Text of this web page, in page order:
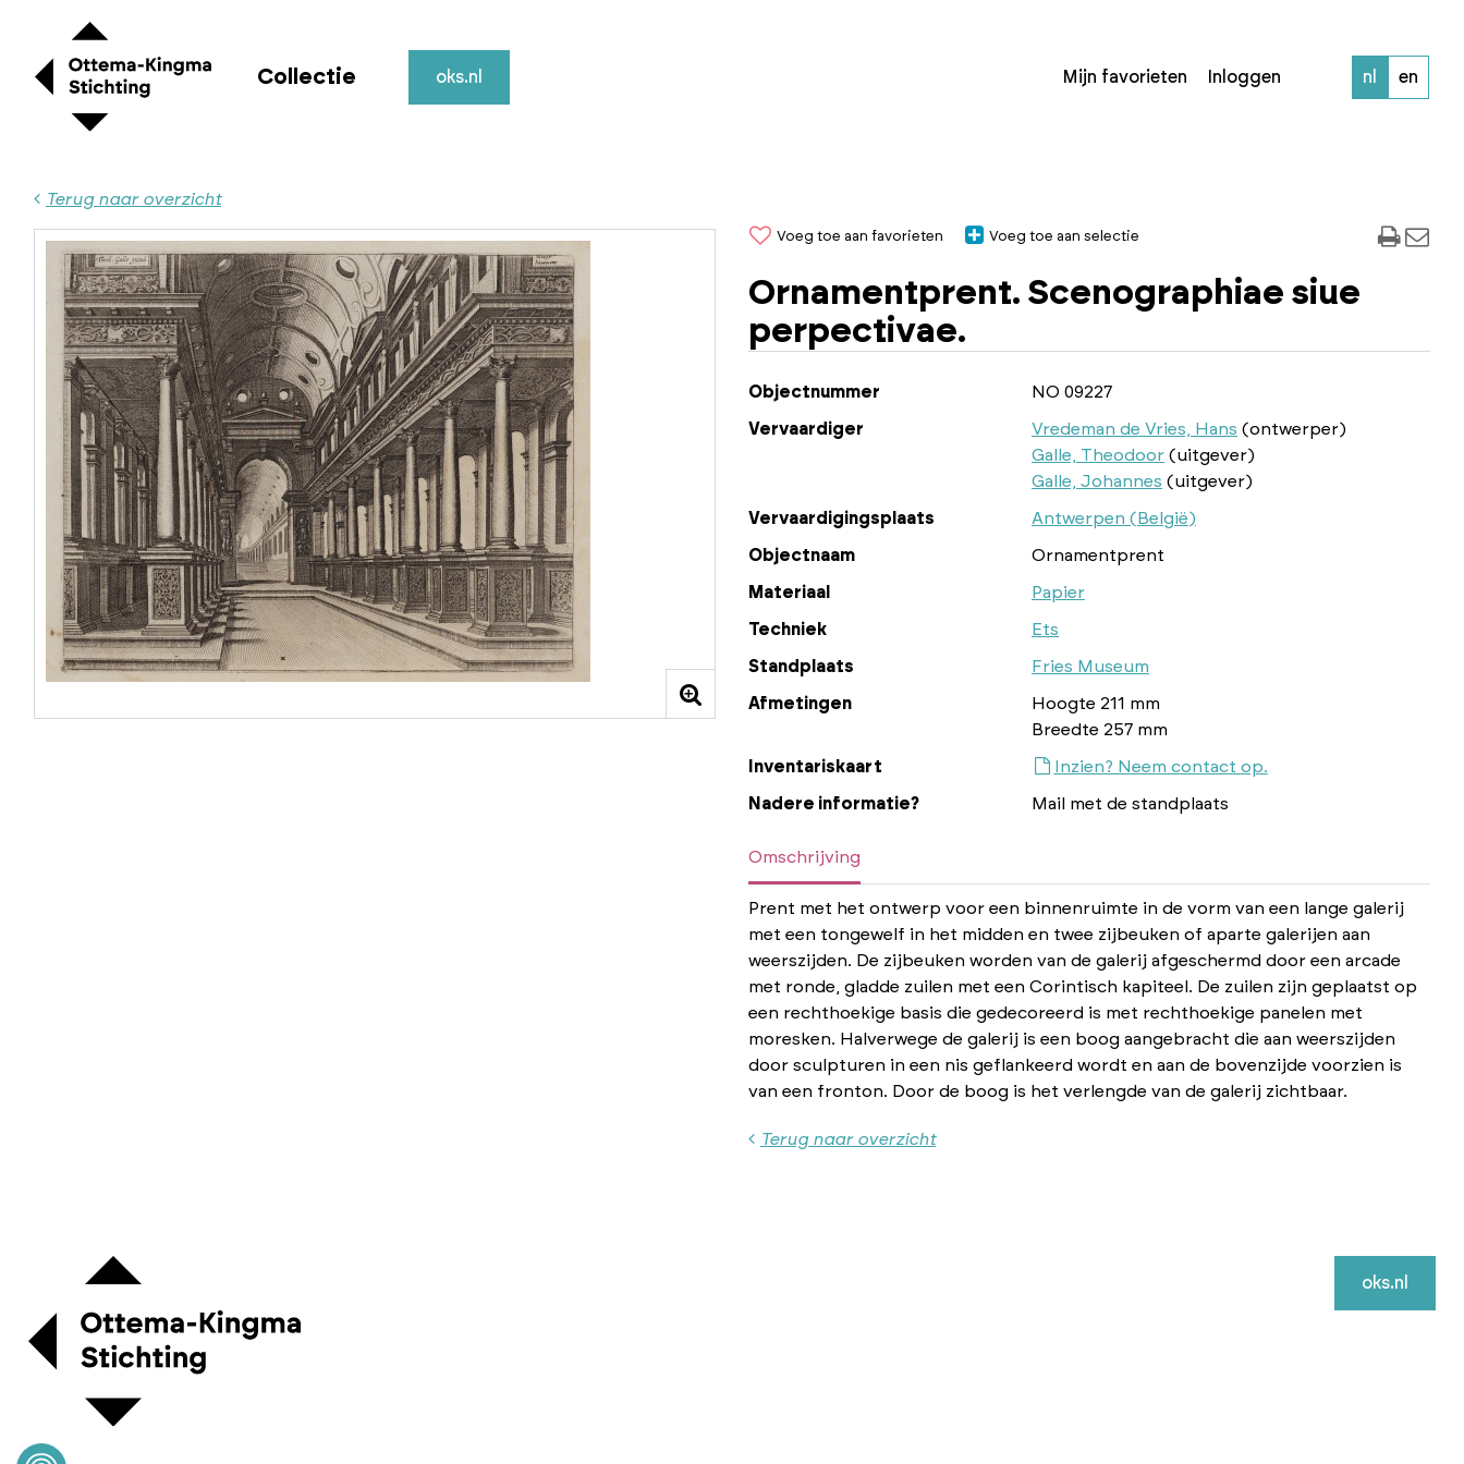
Collectie oks.nl nl en
Mijn favorieten Inloggen
Terug naar overzicht
Voeg toe aan favorieten Voeg toe aan selectie
Ornamentprent. Scenographiae siue
perpectivae.
Objectnummer NO 09227
Vervaardiger Vredeman de Vries, Hans (ontwerper)
Galle, Theodoor (uitgever)
Galle, Johannes (uitgever)
Vervaardigingsplaats Antwerpen (België)
Objectnaam Ornamentprent
Materiaal Papier
Techniek Ets
Standplaats Fries Museum
Afmetingen
Hoogte 211 mm
Breedte 257 mm
Inventariskaart Inzien? Neem contact op.
Nadere informatie? Mail met de standplaats
Omschrijving
Prent met het ontwerp voor een binnenruimte in de vorm van een lange galerij
met een tongewelf in het midden en twee zijbeuken of aparte galerijen aan
weerszijden. De zijbeuken worden van de galerij afgeschermd door een arcade
met ronde, gladde zuilen met een Corintisch kapiteel. De zuilen zijn geplaatst op
een rechthoekige basis die gedecoreerd is met rechthoekige panelen met
moresken. Halverwege de galerij is een boog aangebracht die aan weerszijden
door sculpturen in een nis geflankeerd wordt en aan de bovenzijde voorzien is
van een fronton. Door de boog is het verlengde van de galerij zichtbaar.
Terug naar overzicht
oks.nl